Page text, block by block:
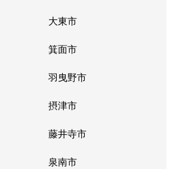
大東市
箕面市
羽曳野市
摂津市
藤井寺市
泉南市